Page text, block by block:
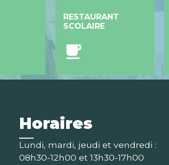
RESTAURANT
SCOLAIRE
local_cafe
Horaires
Lundi, mardi, jeudi et vendredi :
08h30-12h00 et 13h30-17h00